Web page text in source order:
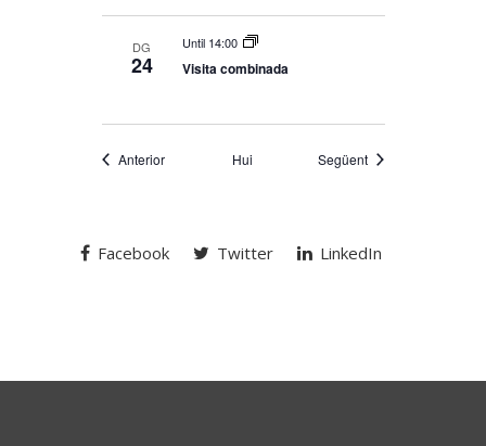
DG
24
Until 14:00
Visita combinada
AnteriorEsdeveniments
Hui SegüentEsdeveniments
Facebook Twitter LinkedIn